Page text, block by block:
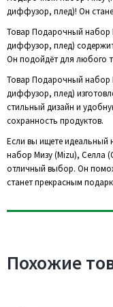
диффузор, плед)! Он
Товар Подарочный набор
диффузор, плед)
Он подойдёт для любого
Товар Подарочный набор
диффузор, плед)
стильный дизайн и
сохранность продуктов.
Если вы ищете
набор Мизу (Mizu), Селла
отличный выбор. Он
станет прекрасным
Похожие